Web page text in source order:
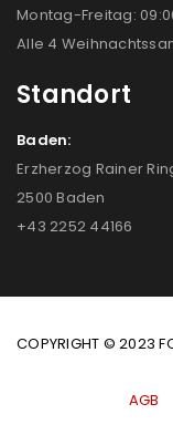
Montag-Freitag:
Alle 4
Standort
Baden:
Erzherzog Rainer
2500 Baden
+43 2252 44166
COPYRIGHT © 2023
AGB